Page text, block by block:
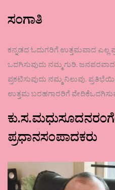
ಸಂಗಾತಿ
ಕನ್ನಡದ ಓದುಗರಿಗೆ ಉತ್ತಮವಾದ ಎಲ್ಲ
ಒದಗಿಸುವುದು ನಮ್ಮ ಗುರಿ.
ಪ್ರಕಟಿಸುವುದು ನಮ್ಮ ನಿಲುವು.
ಉತ್ತಮ ಬರಹಗಾರರಿಗೆ
ಪ್ರಧಾನಸಂಪಾದಕರು